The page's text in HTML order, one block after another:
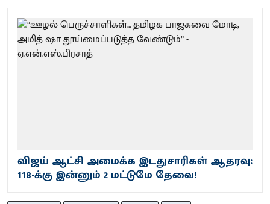
விஜய் ஆட்சி அமைக்க இடதுசாரிகள் ஆதரவு:
118-க்கு இன்னும் 2 மட்டுமே தேவை!